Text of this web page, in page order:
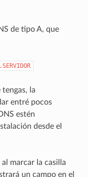
de tipo A, que
la
entré pocos
estén
desde el
al marcar la casilla
un campo en el